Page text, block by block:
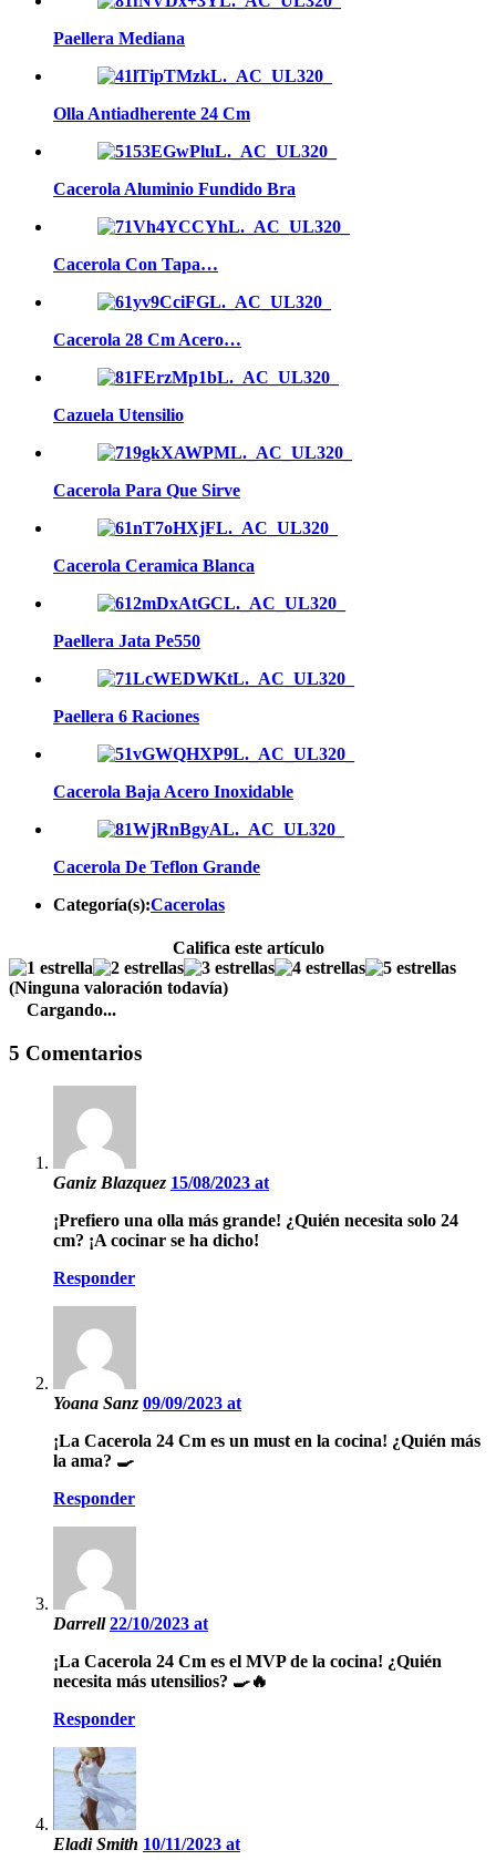
Paellera Mediana
Olla Antiadherente 24 Cm
Cacerola Aluminio Fundido Bra
Cacerola Con Tapa…
Cacerola 28 Cm Acero…
Cazuela Utensilio
Cacerola Para Que Sirve
Cacerola Ceramica Blanca
Paellera Jata Pe550
Paellera 6 Raciones
Cacerola Baja Acero Inoxidable
Cacerola De Teflon Grande
Categoría(s):Cacerolas
Califica este artículo
(Ninguna valoración todavía)
Cargando...
5 Comentarios
Ganiz Blazquez 15/08/2023 at
¡Prefiero una olla más grande! ¿Quién necesita solo 24
cm? ¡A cocinar se ha dicho!
Responder
Yoana Sanz 09/09/2023 at
¡La Cacerola 24 Cm es un must en la cocina! ¿Quién más
la ama? 🍳
Responder
Darrell22/10/2023 at
¡La Cacerola 24 Cm es el MVP de la cocina! ¿Quién
necesita más utensilios? 🍳🔥
Responder
Eladi Smith 10/11/2023 at